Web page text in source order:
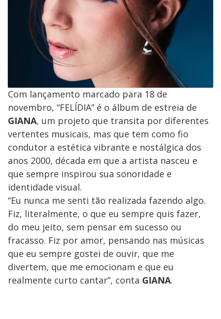
Com lançamento marcado para 18 de
novembro, “FELÍDIA” é o álbum de estreia de
GIANA, um projeto que transita por diferentes
vertentes musicais, mas que tem como fio
condutor a estética vibrante e nostálgica dos
anos 2000, década em que a artista nasceu e
que sempre inspirou sua sonoridade e
identidade visual.
“Eu nunca me senti tão realizada fazendo algo.
Fiz, literalmente, o que eu sempre quis fazer,
do meu jeito, sem pensar em sucesso ou
fracasso. Fiz por amor, pensando nas músicas
que eu sempre gostei de ouvir, que me
divertem, que me emocionam e que eu
realmente curto cantar”, conta GIANA.